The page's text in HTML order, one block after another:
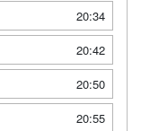
20:34
20:42
20:50
20:55